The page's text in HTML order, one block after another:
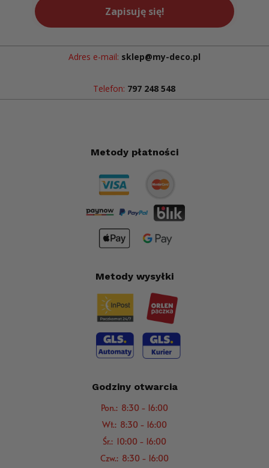
Zapisuję się!
Adres e-mail: sklep@my-deco.pl
Telefon: 797 248 548
Metody płatności
Metody wysyłki
Godziny otwarcia
Pon.: 8:30 - 16:00
Wt.: 8:30 - 16:00
Śr.: 10:00 - 16:00
Czw.: 8:30 - 16:00